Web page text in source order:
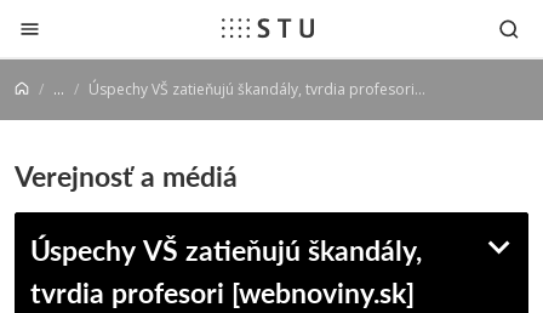
Prejsť na obsah
... Úspechy VŠ zatieňujú škandály, tvrdia profesori [webnoviny.sk]
Verejnosť a médiá
Úspechy VŠ zatieňujú škandály,
tvrdia profesori [webnoviny.sk]